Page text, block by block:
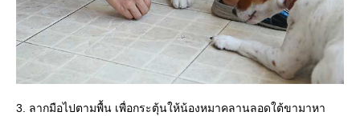
3. ลากมือไปตามพื้น เพื่อกระตุ้นให้น้องหมาคลานลอดใต้ขามาหา